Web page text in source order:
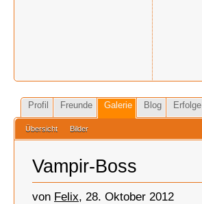
Profil Freunde Galerie Blog Erfolge
Übersicht Bilder
Vampir-Boss
von Felix, 28. Oktober 2012